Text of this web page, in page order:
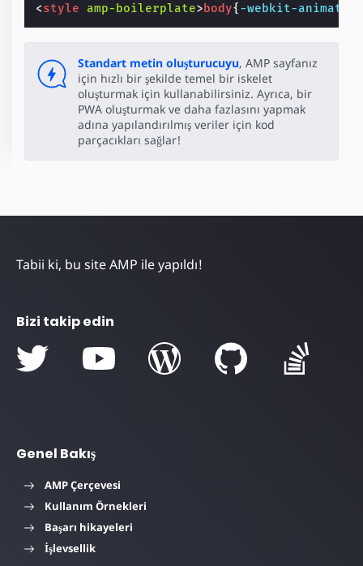
<style amp-boilerplate>body{-webkit-
Standart metin oluşturucuyu, AMP sayfanız
için hızlı bir şekilde temel bir iskelet
oluşturmak için kullanabilirsiniz. Ayrıca, bir
PWA oluşturmak ve daha fazlasını yapmak
adına yapılandırılmış veriler için kod
parçacıkları sağlar!
Tabii ki, bu site AMP ile yapıldı!
Bizi takip edin
Genel Bakış
AMP Çerçevesi
Kullanım Örnekleri
Başarı hikayeleri
İşlevsellik